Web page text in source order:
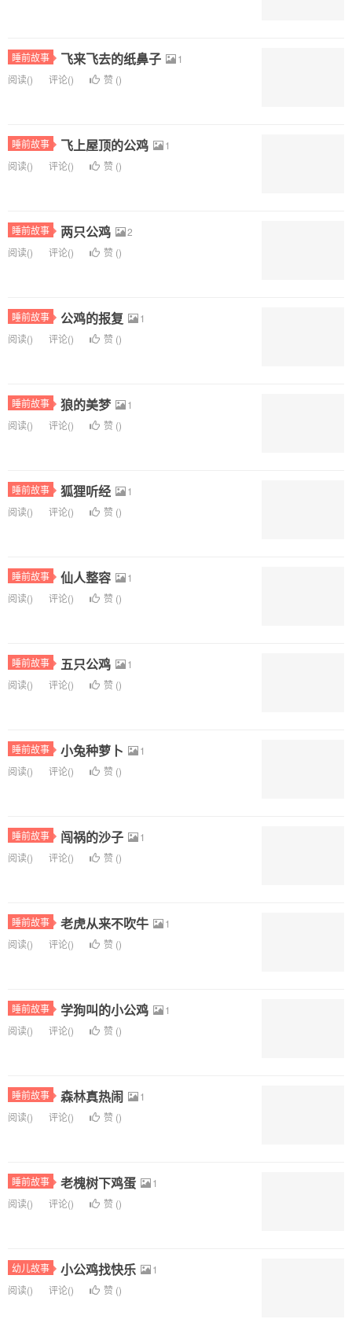
睡前故事 飞来飞去的纸鼻子
1
阅读() 评论() 赞 ()
睡前故事 飞上屋顶的公鸡
1
阅读() 评论() 赞 ()
睡前故事 两只公鸡
2
阅读() 评论() 赞 ()
睡前故事 公鸡的报复
1
阅读() 评论() 赞 ()
睡前故事 狼的美梦
1
阅读() 评论() 赞 ()
睡前故事 狐狸听经
1
阅读() 评论() 赞 ()
睡前故事 仙人整容
1
阅读() 评论() 赞 ()
睡前故事 五只公鸡
1
阅读() 评论() 赞 ()
睡前故事 小兔种萝卜
1
阅读() 评论() 赞 ()
睡前故事 闯祸的沙子
1
阅读() 评论() 赞 ()
睡前故事 老虎从来不吹牛
1
阅读() 评论() 赞 ()
睡前故事 学狗叫的小公鸡
1
阅读() 评论() 赞 ()
睡前故事 森林真热闹
1
阅读() 评论() 赞 ()
睡前故事 老槐树下鸡蛋
1
阅读() 评论() 赞 ()
幼儿故事 小公鸡找快乐
1
阅读() 评论() 赞 ()